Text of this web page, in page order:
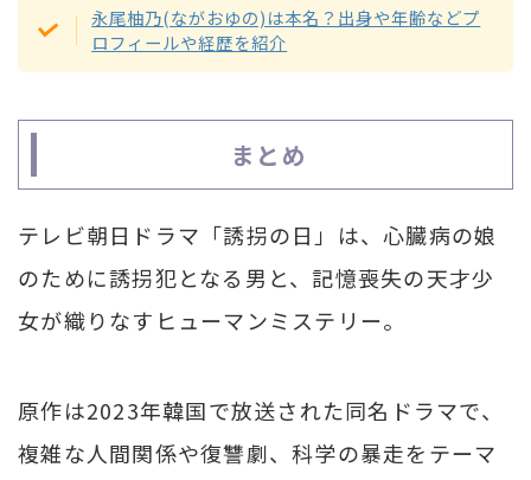
永尾柚乃(ながおゆの)は本名？出身や年齢などプ
ロフィールや経歴を紹介
まとめ
テレビ朝日ドラマ「誘拐の日」は、心臓病の娘
のために誘拐犯となる男と、記憶喪失の天才少
女が織りなすヒューマンミステリー。
原作は2023年韓国で放送された同名ドラマで、
複雑な人間関係や復讐劇、科学の暴走をテーマ